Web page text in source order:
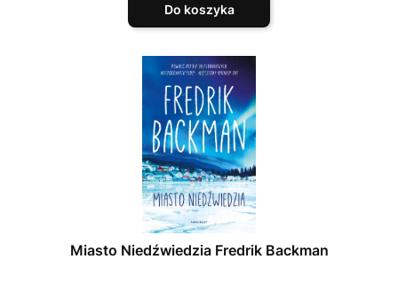
Do koszyka
Miasto Niedźwiedzia Fredrik Backman